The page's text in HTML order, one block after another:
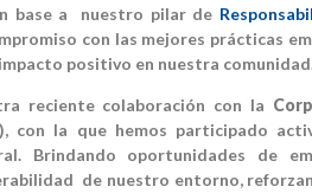
base a nuestro pilar de
con las mejores prácticas
positivo en nuestra
reciente colaboración con la
con la que hemos participado
Brindando oportunidades de
de nuestro entorno,